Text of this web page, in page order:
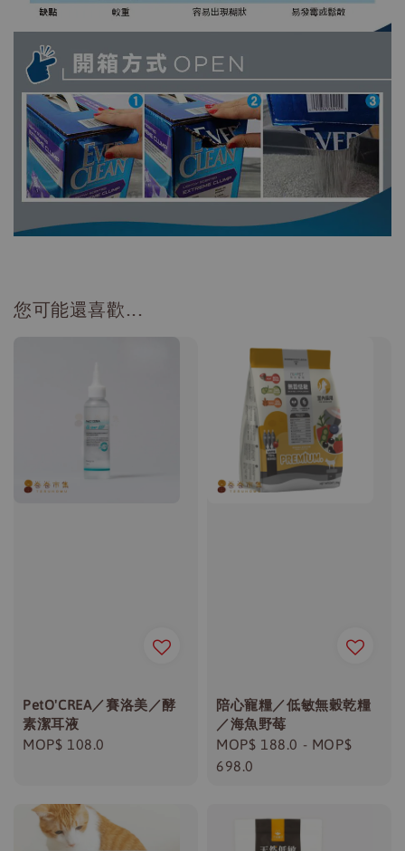
您可能還喜歡...
PetO'CREA／賽洛美／酵
素潔耳液
Regular
MOP$ 108.0
陪心寵糧／低敏無穀乾糧
／海魚野莓
Regular
price
MOP$ 188.0 - MOP$
698.0